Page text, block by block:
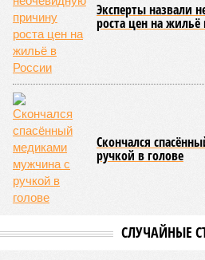
Эксперты назвали
роста цен на жильё
Скончался
ручкой в голове
СЛУЧАЙНЫЕ